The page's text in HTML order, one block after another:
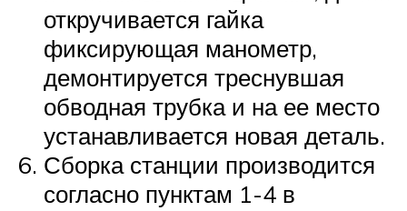
откручивается гайка
фиксирующая манометр,
демонтируется треснувшая
обводная трубка и на ее место
устанавливается новая деталь.
Сборка станции производится
согласно пунктам 1-4 в